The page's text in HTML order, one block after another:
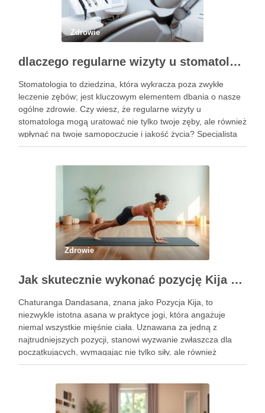
Zdrowie
dlaczego regularne wizyty u stomatologa są kluczowe dla zdrowia jamy ustnej?
Stomatologia to dziedzina, która wykracza poza zwykłe
leczenie zębów; jest kluczowym elementem dbania o nasze
ogólne zdrowie. Czy wiesz, że regularne wizyty u
stomatologa mogą uratować nie tylko twoje zęby, ale również
wpłynąć na twoje samopoczucie i jakość życia? Specjalista
ten zajmuje się diagnostyką i profilaktyką chorób jamy ustnej,
Zdrowie
Jak skutecznie wykonać pozycję Kija w jodze? Przewodnik krok po kroku
Chaturanga Dandasana, znana jako Pozycja Kija, to
niezwykle istotna asana w praktyce jogi, która angażuje
niemal wszystkie mięśnie ciała. Uznawana za jedną z
najtrudniejszych pozycji, stanowi wyzwanie zwłaszcza dla
początkujących, wymagając nie tylko siły, ale również
precyzyjnego ustawienia ciała. Właściwe wykonanie tej